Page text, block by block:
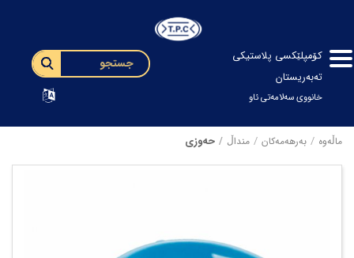
کۆمپلێکسی پلاستیکی
تەبەریستان
خانووی سەلامەتی ئاو
ماڵەوە بەرهەمەکان منداڵ حەوزی